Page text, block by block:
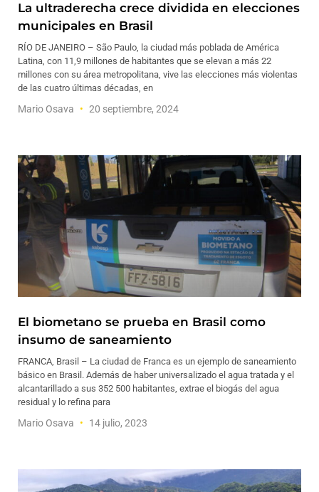
La ultraderecha crece dividida en elecciones
municipales en Brasil
RÍO DE JANEIRO – São Paulo, la ciudad más poblada de América
Latina, con 11,9 millones de habitantes que se elevan a más 22
millones con su área metropolitana, vive las elecciones más violentas
de las cuatro últimas décadas, en
Mario Osava 20 septiembre, 2024
El biometano se prueba en Brasil como
insumo de saneamiento
FRANCA, Brasil – La ciudad de Franca es un ejemplo de saneamiento
básico en Brasil. Además de haber universalizado el agua tratada y el
alcantarillado a sus 352 500 habitantes, extrae el biogás del agua
residual y lo refina para
Mario Osava 14 julio, 2023